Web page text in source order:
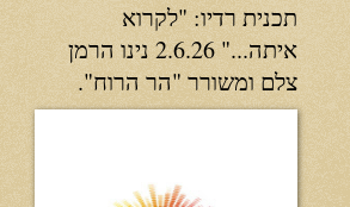
תכנית רדיו: "לקרוא
איתה..." 2.6.26 נינו הרמן
צלם ומשורר "הר הרוח".